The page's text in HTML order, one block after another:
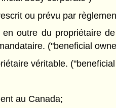
ou prévu par
outre du propriétaire de
("beneficial
véritable. ("beneficial
au Canada;